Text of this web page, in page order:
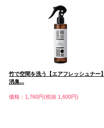
竹で空間を洗う【エアフレッシュナー】
消臭...
価格：1,760円(税抜 1,600円)